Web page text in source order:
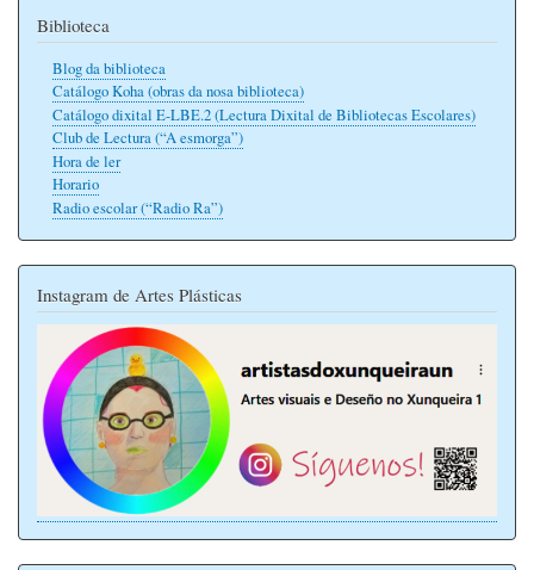
Biblioteca
Blog da biblioteca
Catálogo Koha (obras da nosa biblioteca)
Catálogo dixital E-LBE.2 (Lectura Dixital de Bibliotecas Escolares)
Club de Lectura (“A esmorga”)
Hora de ler
Horario
Radio escolar (“Radio Ra”)
Instagram de Artes Plásticas